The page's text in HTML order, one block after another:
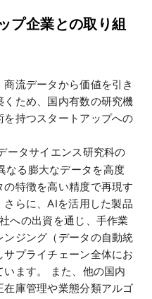
プ企業との取り組
流データから価値を引き
ため、国内有数の研究機
持つスタートアップへの
ータサイエンス研究科の
なる膨大なデータを高度
特徴を高い精度で再現す
らに、AIを活用した製品
への出資を通じ、手作業
ジング（データの自動統
プライチェーン全体にお
ます。 また、他の国内
庫管理や業態分類アルゴ